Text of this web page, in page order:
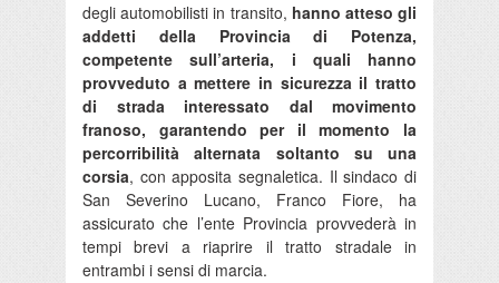
degli automobilisti in transito, hanno atteso gli
addetti della Provincia di Potenza,
competente sull’arteria, i quali hanno
provveduto a mettere in sicurezza il tratto
di strada interessato dal movimento
franoso, garantendo per il momento la
percorribilità alternata soltanto su una
corsia, con apposita segnaletica. Il sindaco di
San Severino Lucano, Franco Fiore, ha
assicurato che l’ente Provincia provvederà in
tempi brevi a riaprire il tratto stradale in
entrambi i sensi di marcia.